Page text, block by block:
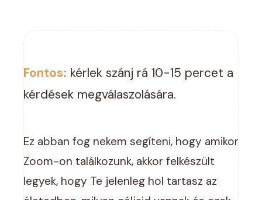
Fontos: kérlek szánj rá 10-15 percet a
kérdések megválaszolására.
Ez abban fog nekem segíteni, hogy amikor
Zoom-on találkozunk, akkor felkészült
legyek, hogy Te jelenleg hol tartasz az